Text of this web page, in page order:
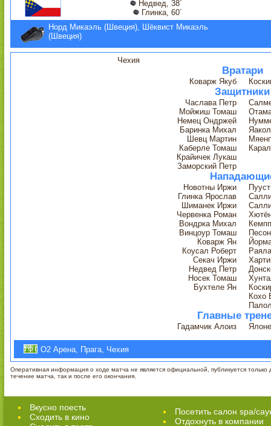
Недвед, 38´
Глинка, 60´
Норд Микаэль (Швеция), Шёквист Микаэль
(Швеция)
Чехия
Вратари
Коварж Якуб
Защитники
Часлава Петр
Мойжиш Томаш
Немец Ондржей
Баринка Михал
Шевц Мартин
Каберле Томаш
Крайичек Лукаш
Заморский Петр
Новотны Иржи
Глинка Ярослав
Шиманек Иржи
Червенка Роман
Вондрка Михал
Винцоур Томаш
Коварж Ян
Коусал Роберт
Секач Иржи
Недвед Петр
Носек Томаш
Бухтеле Ян
Кохо
Главные
Гадамчик Алоиз
О2 Арена, Прага, Чехия
Оперативная информация о ходе матча не является официальной, публикуется только
течение матча, так и после его окончания.
Вкусно поесть
Сходить в кино
Посетить салон spa/
Отдохнуть в компании